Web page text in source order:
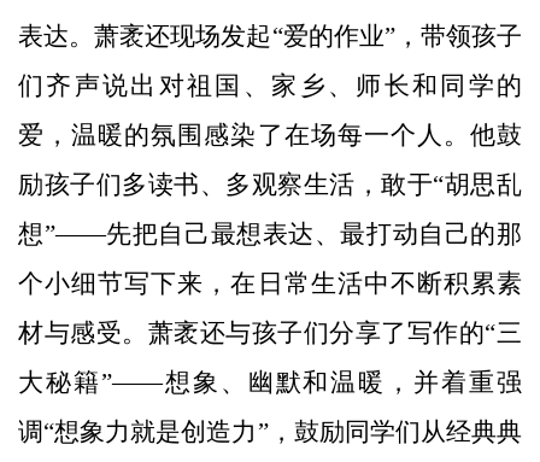
表达。萧袤还现场发起“爱的作业”，带领孩子
们齐声说出对祖国、家乡、师长和同学的
爱，温暖的氛围感染了在场每一个人。他鼓
励孩子们多读书、多观察生活，敢于“胡思乱
想”——先把自己最想表达、最打动自己的那
个小细节写下来，在日常生活中不断积累素
材与感受。萧袤还与孩子们分享了写作的“三
大秘籍”——想象、幽默和温暖，并着重强
调“想象力就是创造力”，鼓励同学们从经典典